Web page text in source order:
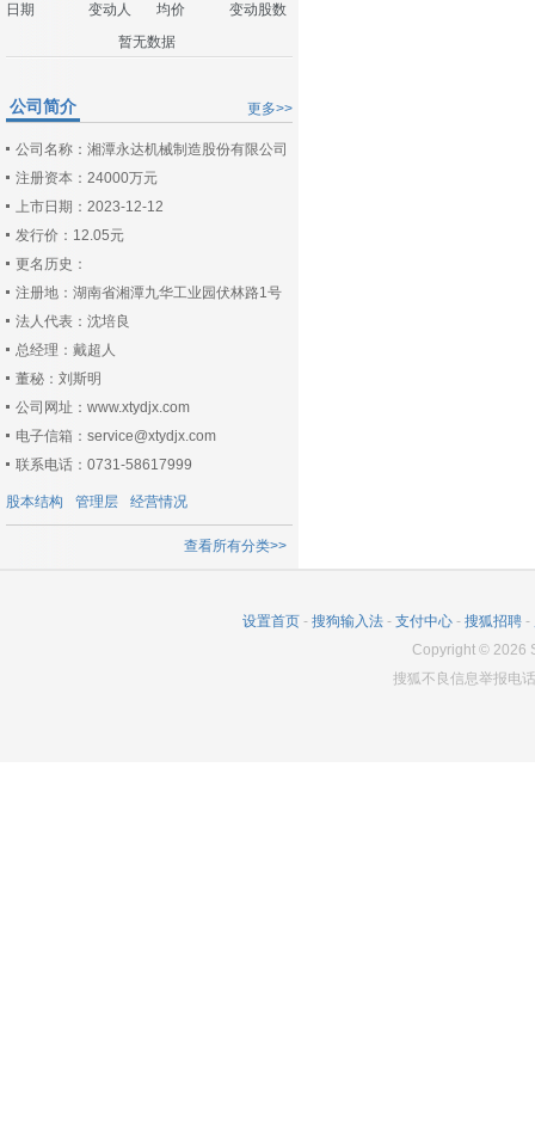
日期 变动人 均价
变动股数
暂无数据
更多>>
公司简介
公司名称：湘潭永达机械制造股份有限公司
注册资本：24000万元
上市日期：2023-12-12
发行价：12.05元
更名历史：
注册地：湖南省湘潭九华工业园伏林路1号
法人代表：沈培良
总经理：戴超人
董秘：刘斯明
公司网址：www.xtydjx.com
电子信箱：service@xtydjx.com
联系电话：0731-58617999
股本结构 管理层 经营情况
查看所有分类>>
设置首页 - 搜狗输入法 - 支付中心 - 搜狐招聘 -
Copyright © 2026
搜狐不良信息举报电